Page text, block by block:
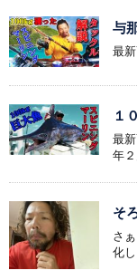
与
最
１
最
年
そ
さ
化